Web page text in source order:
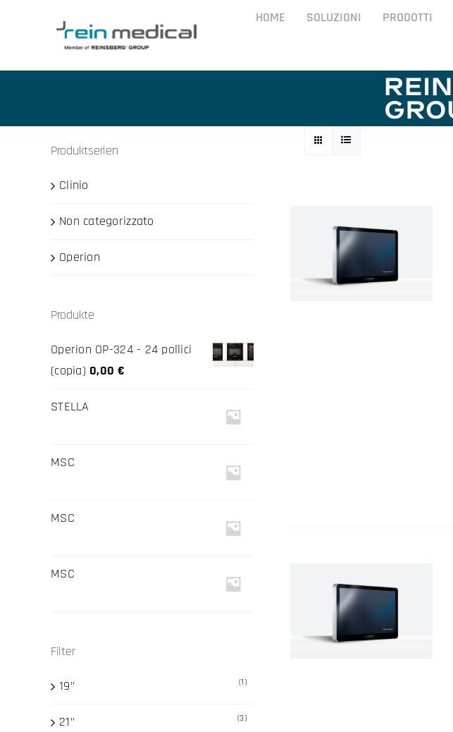
HOME SOLUZIONI PRODOTTI
Produktserien
Clinio
Non categorizzato
Operion
Produkte
Operion OP-324 - 24 pollici
(copia) 0,00 €
STELLA
MSC
MSC
MSC
Filter
19" (1)
21" (3)